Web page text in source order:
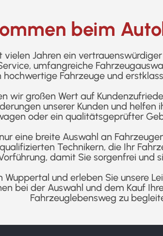
beim
vielen Jahren ein
umfangreiche
hochwertige Fahrzeuge und
wir großen Wert auf
unserer Kunden und helfen
oder ein qualitätsgeprüfter
eine breite Auswahl an
Technikern, die Ihr
damit Sie sorgenfrei und
Wuppertal und erleben Sie unsere
bei der Auswahl und dem Kauf
Fahrzeuglebensweg zu